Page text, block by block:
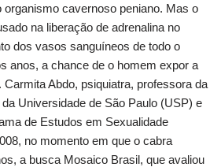
organismo cavernoso peniano. Mas o
na liberação de adrenalina no
dos vasos sanguíneos de todo o
anos, a chance de o homem expor a
Abdo, psiquiatra, professora da
Universidade de São Paulo (USP) e
de Estudos em Sexualidade
no momento em que o cabra
a busca Mosaico Brasil, que avaliou